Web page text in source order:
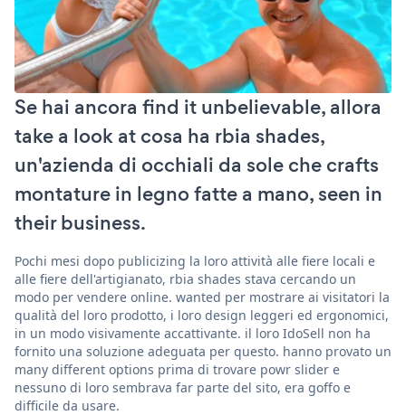
Se hai ancora find it unbelievable, allora
take a look at cosa ha rbia shades,
un'azienda di occhiali da sole che crafts
montature in legno fatte a mano, seen in
their business.
Pochi mesi dopo publicizing la loro attività alle fiere locali e
alle fiere dell'artigianato, rbia shades stava cercando un
modo per vendere online. wanted per mostrare ai visitatori la
qualità del loro prodotto, i loro design leggeri ed ergonomici,
in un modo visivamente accattivante. il loro IdoSell non ha
fornito una soluzione adeguata per questo. hanno provato un
many different options prima di trovare powr slider e
nessuno di loro sembrava far parte del sito, era goffo e
difficile da usare.